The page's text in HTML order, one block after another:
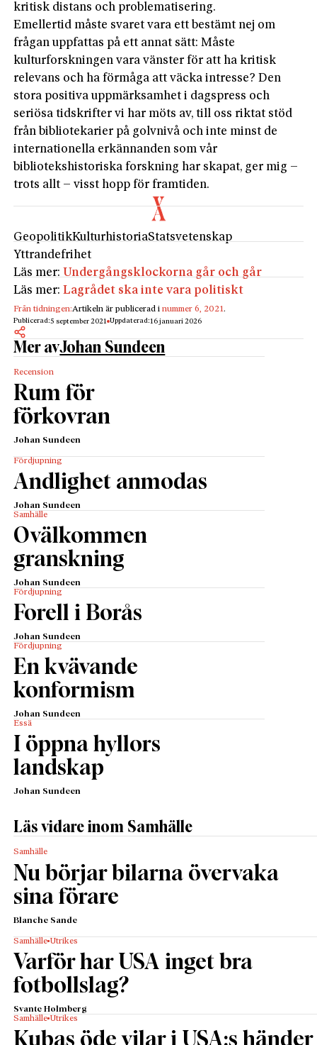
kritisk distans och problematisering.
Emellertid måste svaret vara ett bestämt nej om
frågan uppfattas på ett annat sätt: Måste
kulturforskningen vara vänster för att ha kritisk
relevans och ha förmåga att väcka intresse? Den
stora positiva uppmärksamhet i dagspress och
seriösa tidskrifter vi har möts av, till oss riktat stöd
från bibliotekarier på golvnivå och inte minst de
internationella erkännanden som vår
bibliotekshistoriska forskning har skapat, ger mig –
trots allt – visst hopp för framtiden.
GeopolitikKulturhistoriaStatsvetenskap
Yttrandefrihet
Läs mer: Undergångsklockorna går och går
Läs mer:Lagrådet ska inte vara politiskt
Från tidningen:Artikeln är publicerad inummer 6, 2021.
Publicerad:5 september 2021 Uppdaterad:16 januari 2026
Mer avJohan Sundeen
Recension
Rum för
förkovran
Johan Sundeen
Fördjupning
Andlighet anmodas
Johan Sundeen
Samhälle
Ovälkommen
granskning
Johan Sundeen
Fördjupning
Forell i Borås
Johan Sundeen
Fördjupning
En kvävande
konformism
Johan Sundeen
Essä
I öppna hyllors
landskap
Johan Sundeen
Läs vidare inom Samhälle
Samhälle
Nu börjar bilarna övervaka
sina förare
Blanche Sande
Samhälle Utrikes
Varför har USA inget bra
fotbollslag?
Svante Holmberg
Samhälle Utrikes
Kubas öde vilar i USA:s händer